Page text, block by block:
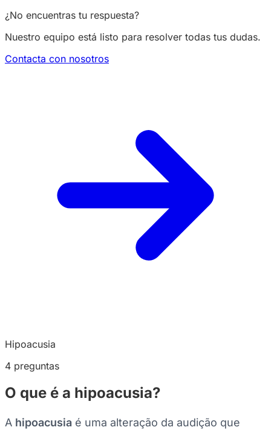
¿No encuentras tu respuesta?
Nuestro equipo está listo para resolver todas tus dudas.
Contacta con nosotros
Hipoacusia
4 preguntas
O que é a hipoacusia?
A hipoacusia é uma alteração da audição que